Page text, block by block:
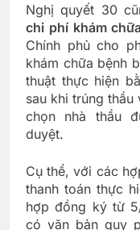
Nghị quyết 30
chi phí khám
Chính phủ cho
khám chữa bệnh
thuật thực hiện
sau khi trúng
chọn nhà thầu
duyệt.
Cụ thể, với các
thanh toán thực
hợp đồng ký từ
có văn bản quy